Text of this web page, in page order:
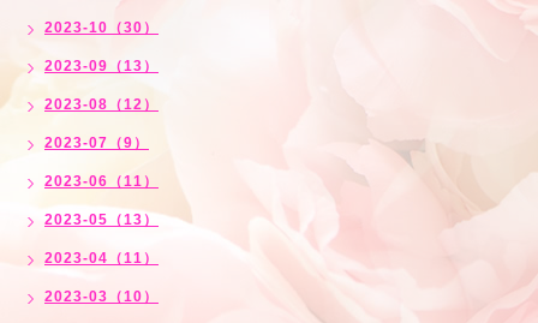
2023-10（30）
2023-09（13）
2023-08（12）
2023-07（9）
2023-06（11）
2023-05（13）
2023-04（11）
2023-03（10）